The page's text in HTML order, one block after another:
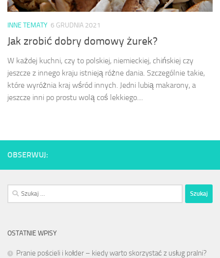
INNE TEMATY 6 GRUDNIA 2021
Jak zrobić dobry domowy żurek?
W każdej kuchni, czy to polskiej, niemieckiej, chińskiej czy
jeszcze z innego kraju istnieją różne dania. Szczególnie takie,
które wyróżnia kraj wśród innych. Jedni lubią makarony, a
jeszcze inni po prostu wolą coś lekkiego....
OBSERWUJ:
Szukaj:
OSTATNIE WPISY
Pranie pościeli i kołder – kiedy warto skorzystać z usług pralni?